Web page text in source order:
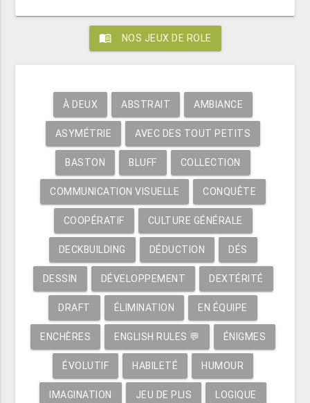
menu_book NOS JEUX DE ROLE
À DEUX ABSTRAIT AMBIANCE
ASYMÉTRIE AVEC DES TOUT PETITS
BASTON BLUFF COLLECTION
COMMUNICATION VISUELLE CONQUÊTE
COOPÉRATIF CULTURE GÉNÉRALE
DECKBUILDING DÉDUCTION DÉS
DESSIN DÉVELOPPEMENT DEXTÉRITÉ
DRAFT ÉLIMINATION EN ÉQUIPE
ENCHÈRES ENGLISH RULES 💬 ÉNIGMES
ÉVOLUTIF HABILETÉ HUMOUR
IMAGINATION JEU DE PLIS LOGIQUE